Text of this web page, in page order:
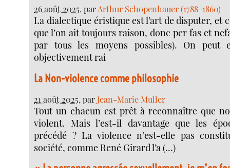
26 août 2025, parArthur Schopenhauer (1788-1860)
La dialectique éristique est l’art de disputer, et
que l’on ait toujours raison, donc per fas et
par tous les moyens possibles). On peut
objectivement rai
La Non-violence comme philosophie
21 août 2025, parJean-Marie Muller
Tout un chacun est prêt à reconnaître que
violent. Mais l’est-il davantage que les
précédé ? La violence n’est-elle pas
société, comme René Girard l’a (…)